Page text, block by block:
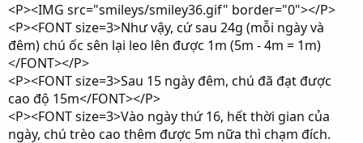
<P><IMG src="smileys/smiley36.gif" border="0"></P>
<P><FONT size=3>Như vậy, cứ sau 24g (mỗi ngày và
đêm) chú ốc sên lại leo lên được 1m (5m - 4m = 1m)
</FONT></P>
<P><FONT size=3>Sau 15 ngày đêm, chú đã đạt được
cao độ 15m</FONT></P>
<P><FONT size=3>Vào ngày thứ 16, hết thời gian của
ngày, chú trèo cao thêm được 5m nữa thì chạm đích.